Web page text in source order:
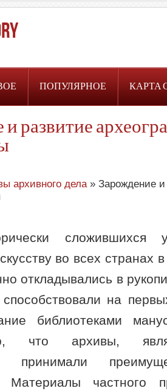
ПОПУЛЯРНОЕ КАРТА
развитие
архивного дела» Зарождение и
сложившихся
во всех странах
откладывались в
на
библиотеками
что архивы,
принимали
Материалы частного